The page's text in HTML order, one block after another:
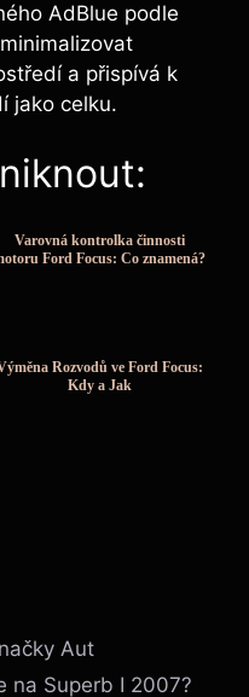
AdBlue podle
a přispívá k
jako celku.
Varovná kontrolka činnosti
Ford Focus: Co znamená?
Rozvodů ve Ford Focus:
Kdy a Jak
Aut
na Superb I 2007?